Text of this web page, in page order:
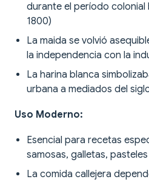
durante el período
1800)
La maida se volvió
la independencia con la
La harina blanca
urbana a mediados del
Uso Moderno:
Esencial para recetas
samosas, galletas, pasteles
La comida callejera